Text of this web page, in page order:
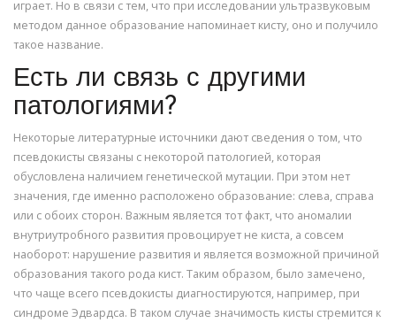
играет. Но в связи с тем, что при исследовании ультразвуковым
методом данное образование напоминает кисту, оно и получило
такое название.
Есть ли связь с другими
патологиями?
Некоторые литературные источники дают сведения о том, что
псевдокисты связаны с некоторой патологией, которая
обусловлена наличием генетической мутации. При этом нет
значения, где именно расположено образование: слева, справа
или с обоих сторон. Важным является тот факт, что аномалии
внутриутробного развития провоцирует не киста, а совсем
наоборот: нарушение развития и является возможной причиной
образования такого рода кист. Таким образом, было замечено,
что чаще всего псевдокисты диагностируются, например, при
синдроме Эдвардса. В таком случае значимость кисты стремится к